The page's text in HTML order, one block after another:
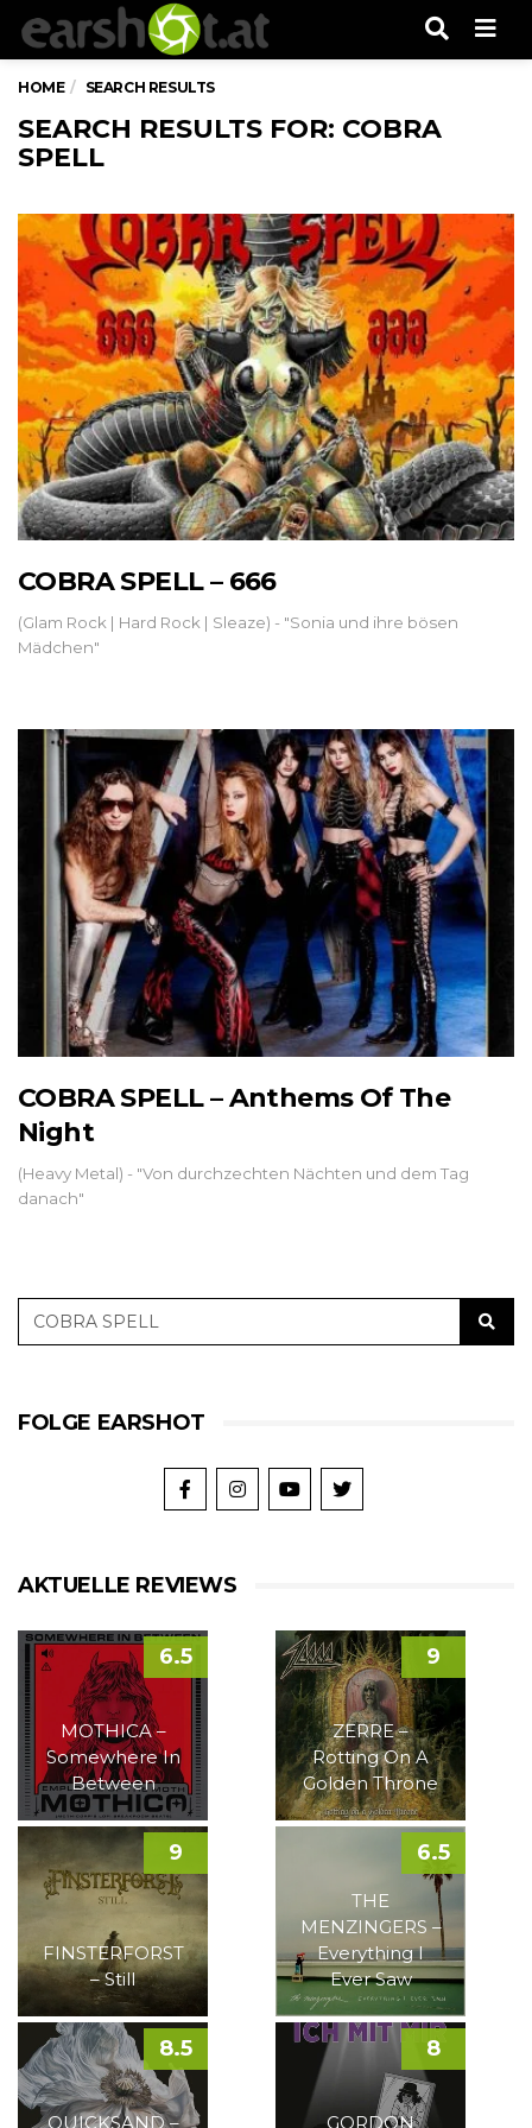
HOME SEARCH RESULTS
SEARCH RESULTS FOR: COBRA
SPELL
COBRA SPELL – 666
(Glam Rock | Hard Rock | Sleaze) - "Sonia und ihre bösen
Mädchen"
COBRA SPELL – Anthems Of The
Night
(Heavy Metal) - "Von durchzechten Nächten und dem Tag
danach"
FOLGE EARSHOT
AKTUELLE REVIEWS
MOTHICA –
Somewhere In
Between
6.5
ZERRE –
Rotting On A
Golden Throne
9
FINSTERFORST
– Still
9
THE
MENZINGERS –
Everything I
Ever Saw
6.5
QUICKSAND –
8.5
GORDON
8